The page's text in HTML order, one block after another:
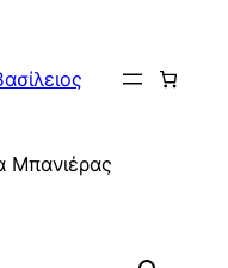
Μπανιέρας